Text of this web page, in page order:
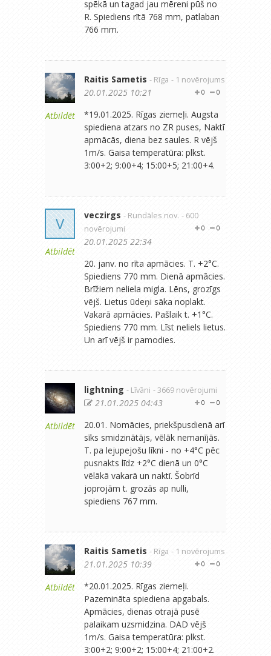
spēkā un tagad jau mēreni pūš no
R. Spiediens rītā 768 mm, patlaban
766 mm.
Atbildēt
Raitis Sametis - Rīga - 1 novērojums
0
0
20.01.2025 10:21
*19.01.2025. Rīgas ziemeļi. Augsta
spiediena atzars no ZR puses, Naktī
apmācās, diena bez saules. R vējš
1m/s. Gaisa temperatūra: plkst.
3:00+2; 9:00+4; 15:00+5; 21:00+4.
V
Atbildēt
veczirgs - Rundāles nov. - 600
novērojumi
0
0
20.01.2025 22:34
20. janv. no rīta apmācies. T. +2°C.
Spiediens 770 mm. Dienā apmācies.
Brīžiem neliela migla. Lēns, grozīgs
vējš. Lietus ūdeņi sāka noplakt.
Vakarā apmācies. Pašlaik t. +1°C.
Spiediens 770 mm. Līst neliels lietus.
Un arī vējš ir pamodies.
Atbildēt
lightning - Līvāni - 3669 novērojumi
0
0
21.01.2025 04:43
20.01. Nomācies, priekšpusdienā arī
sīks smidzinātājs, vēlāk nemanījās.
T. pa lejupejošu līkni - no +4°C pēc
pusnakts līdz +2°C dienā un 0°C
vēlākā vakarā un naktī. Šobrīd
joprojām t. grozās ap nulli,
spiediens 767 mm.
Atbildēt
Raitis Sametis - Rīga - 1 novērojums
0
0
21.01.2025 10:39
*20.01.2025. Rīgas ziemeļi.
Pazemināta spiediena apgabals.
Apmācies, dienas otrajā pusē
palaikam uzsmidzina. DAD vējš
1m/s. Gaisa temperatūra: plkst.
3:00+2; 9:00+2; 15:00+4; 21:00+2.